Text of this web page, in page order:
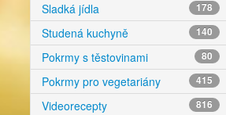
Sladká jídla 178
Studená kuchyně 140
Pokrmy s těstovinami 80
Pokrmy pro vegetariány 415
Videorecepty 816